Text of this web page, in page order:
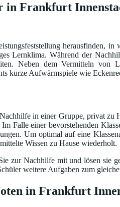
in Frankfurt
herausfinden,
Lernklima. Während der
Neben dem Vermitteln
kurze Aufwärmspiele wie
in einer Gruppe, privat zu
Falle einer bevorstehenden
Um optimal auf eine
Wissen zu Hause wiederholt.
zur Nachhilfe mit und lösen sie
weitere Aufgaben zum
in Frankfurt